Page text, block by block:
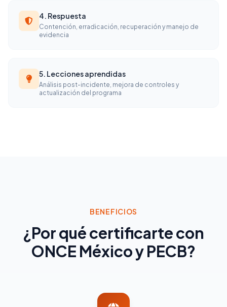
4. Respuesta
Contención, erradicación, recuperación y manejo de
evidencia
5. Lecciones aprendidas
Análisis post-incidente, mejora de controles y
actualización del programa
BENEFICIOS
¿Por qué certificarte con
ONCE México y PECB?